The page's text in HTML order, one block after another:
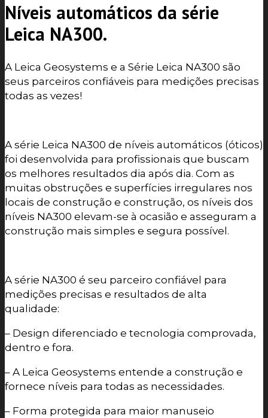
Níveis automáticos da série
Leica NA300.
A Leica Geosystems e a Série Leica NA300 são
seus parceiros confiáveis ​​para medições precisas
todas as vezes!
A série Leica NA300 de níveis automáticos (óticos)
foi desenvolvida para profissionais que buscam
os melhores resultados dia após dia. Com as
muitas obstruções e superfícies irregulares nos
locais de construção e construção, os níveis dos
níveis NA300 elevam-se à ocasião e asseguram a
construção mais simples e segura possível.
A série NA300 é seu parceiro confiável para
medições precisas e resultados de alta
qualidade:
– Design diferenciado e tecnologia comprovada,
dentro e fora.
– A Leica Geosystems entende a construção e
fornece níveis para todas as necessidades.
– Forma protegida para maior manuseio